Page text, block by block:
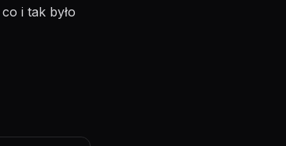
i tak było